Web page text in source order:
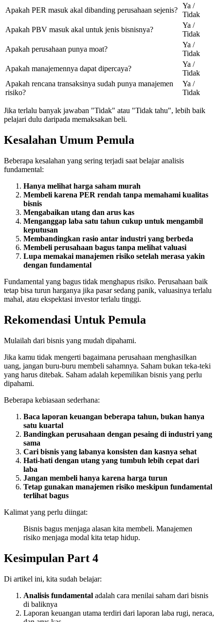
Apakah PER masuk akal dibanding perusahaan sejenis?
Ya /
Tidak
Apakah PBV masuk akal untuk jenis bisnisnya?
Ya /
Tidak
Apakah perusahaan punya moat?
Ya /
Tidak
Apakah manajemennya dapat dipercaya?
Ya /
Tidak
Apakah rencana transaksinya sudah punya manajemen
risiko?
Ya /
Tidak
Jika terlalu banyak jawaban "Tidak" atau "Tidak tahu", lebih baik
pelajari dulu daripada memaksakan beli.
Kesalahan Umum Pemula
Beberapa kesalahan yang sering terjadi saat belajar analisis
fundamental:
Hanya melihat harga saham murah
Membeli karena PER rendah tanpa memahami kualitas
bisnis
Mengabaikan utang dan arus kas
Menganggap laba satu tahun cukup untuk mengambil
keputusan
Membandingkan rasio antar industri yang berbeda
Membeli perusahaan bagus tanpa melihat valuasi
Lupa memakai manajemen risiko setelah merasa yakin
dengan fundamental
Fundamental yang bagus tidak menghapus risiko. Perusahaan baik
tetap bisa turun harganya jika pasar sedang panik, valuasinya terlalu
mahal, atau ekspektasi investor terlalu tinggi.
Rekomendasi Untuk Pemula
Mulailah dari bisnis yang mudah dipahami.
Jika kamu tidak mengerti bagaimana perusahaan menghasilkan
uang, jangan buru-buru membeli sahamnya. Saham bukan teka-teki
yang harus ditebak. Saham adalah kepemilikan bisnis yang perlu
dipahami.
Beberapa kebiasaan sederhana:
Baca laporan keuangan beberapa tahun, bukan hanya
satu kuartal
Bandingkan perusahaan dengan pesaing di industri yang
sama
Cari bisnis yang labanya konsisten dan kasnya sehat
Hati-hati dengan utang yang tumbuh lebih cepat dari
laba
Jangan membeli hanya karena harga turun
Tetap gunakan manajemen risiko meskipun fundamental
terlihat bagus
Kalimat yang perlu diingat:
Bisnis bagus menjaga alasan kita membeli. Manajemen
risiko menjaga modal kita tetap hidup.
Kesimpulan Part 4
Di artikel ini, kita sudah belajar:
Analisis fundamental adalah cara menilai saham dari bisnis
di baliknya
Laporan keuangan utama terdiri dari laporan laba rugi, neraca,